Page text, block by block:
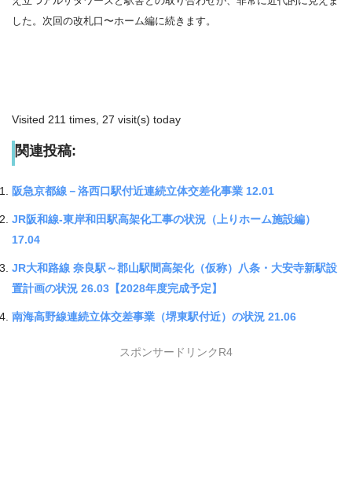
した。次回の改札口〜ホーム編に続きます。
Visited 211 times, 27 visit(s) today
関連投稿:
阪急京都線－洛西口駅付近連続立体交差化事業 12.01
JR阪和線-東岸和田駅高架化工事の状況（上りホーム施設編）
17.04
JR大和路線 奈良駅～郡山駅間高架化（仮称）八条・大安寺新駅設
置計画の状況 26.03【2028年度完成予定】
南海高野線連続立体交差事業（堺東駅付近）の状況 21.06
スポンサードリンクR4